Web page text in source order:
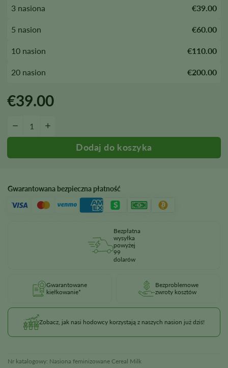
3 nasiona €39.00
5 nasion €60.00
10 nasion €110.00
20 nasion €200.00
€39.00
−
Gwarantowana bezpieczna płatność
Bezpłatna
wysyłka
powyżej
99
dolarów
Gwarantowane
kiełkowanie*
Bezproblemowe
zwroty kosztów
Zobacz, jak nasi hodowcy korzystają z naszych nasion już dziś!
Nr katalogowy: Nasiona feminizowane Cereal Milk